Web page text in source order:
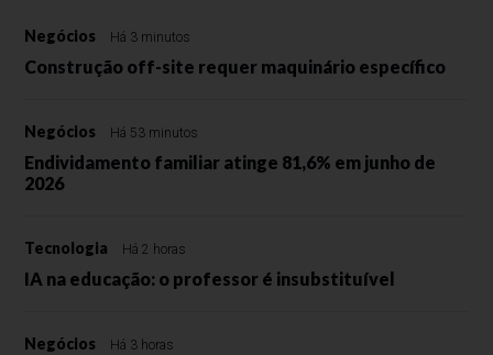
Negócios Há 3 minutos
Construção off-site requer maquinário específico
Negócios Há 53 minutos
Endividamento familiar atinge 81,6% em junho de
2026
Tecnologia Há 2 horas
IA na educação: o professor é insubstituível
Negócios Há 3 horas